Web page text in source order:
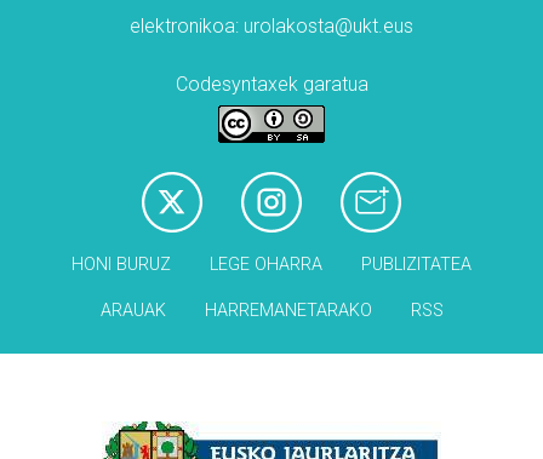
elektronikoa: urolakosta@ukt.eus
Codesyntaxek garatua
HONI BURUZ LEGE OHARRA PUBLIZITATEA
ARAUAK HARREMANETARAKO RSS